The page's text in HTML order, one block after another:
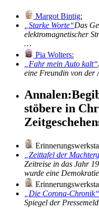
Margot Bintig:
Starke Worte Das
elektromagnetischer
…
Pia Wolters:
Fahr mein Auto kalt
eine Freundin von der
Annalen:
stöbere in
Zeittafel der
Zeitreise in das Jahr
wurde eine
Die Corona-Chronik
Spiegel der